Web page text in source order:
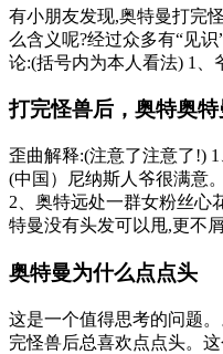
有小朋友发现,奥特曼打完
么含义呢?经过众多有“见
论:(括号内为本人看法) 1、
打完怪兽后，奥特奥
歪曲解释:(注意了注意了!)
(中国）尼纳斯人爷很满意
2、奥特远处一群女粉丝心
特曼没有头发可以甩,更不
奥特曼为什么点点头
这是一个值得思考的问题
完怪兽后总喜欢点点头。